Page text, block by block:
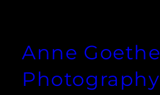
Anne Goethe
Photography